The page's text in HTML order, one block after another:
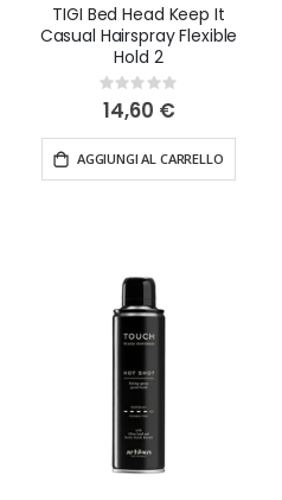
TIGI Bed Head Keep It
Casual Hairspray Flexible
Hold 2
Rating:
0%
14,60 €
AGGIUNGI AL CARRELLO